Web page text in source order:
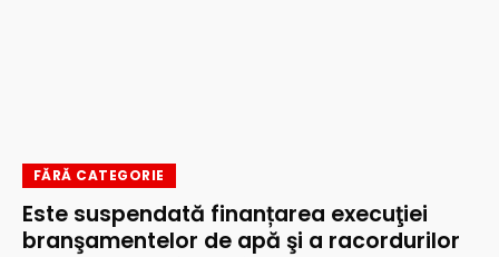
FĂRĂ CATEGORIE
Este suspendată finanțarea execuţiei
branşamentelor de apă şi a racordurilor